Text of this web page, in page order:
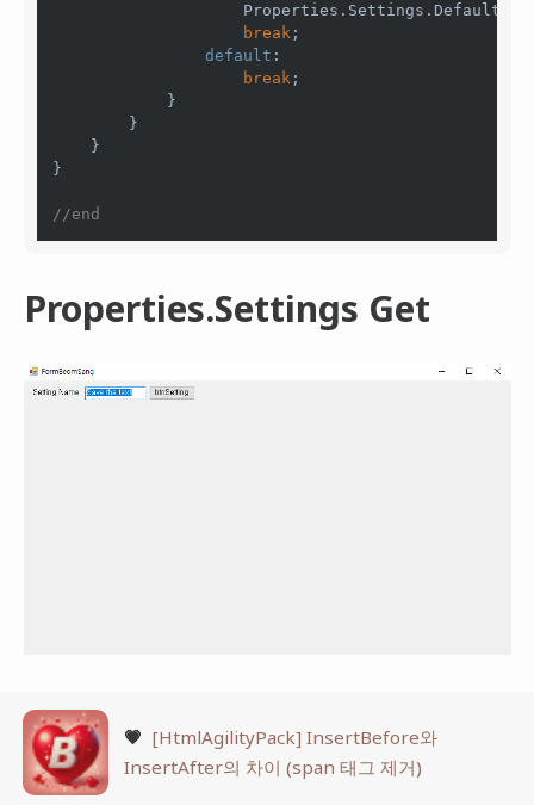
break ;
default :
break ;
            }
        }
    }
}
//end
Properties.Settings Get
💗 [HtmlAgilityPack] InsertBefore와
InsertAfter의 차이 (span 태그 제거)